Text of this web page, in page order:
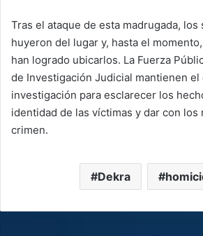
Tras el ataque de esta madrugada, los
huyeron del lugar y, hasta el
han logrado ubicarlos. La Fuerza
de Investigación Judicial mantienen el
investigación para esclarecer los
identidad de las víctimas y dar con los
crimen.
Dekra